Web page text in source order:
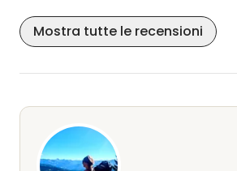
piazzole.
L'atmosfera era molto
scroscio dell'acqua.
Ci siamo davvero goduti il nostro
Rappengarten e torneremo
Mostra tutte le recensioni